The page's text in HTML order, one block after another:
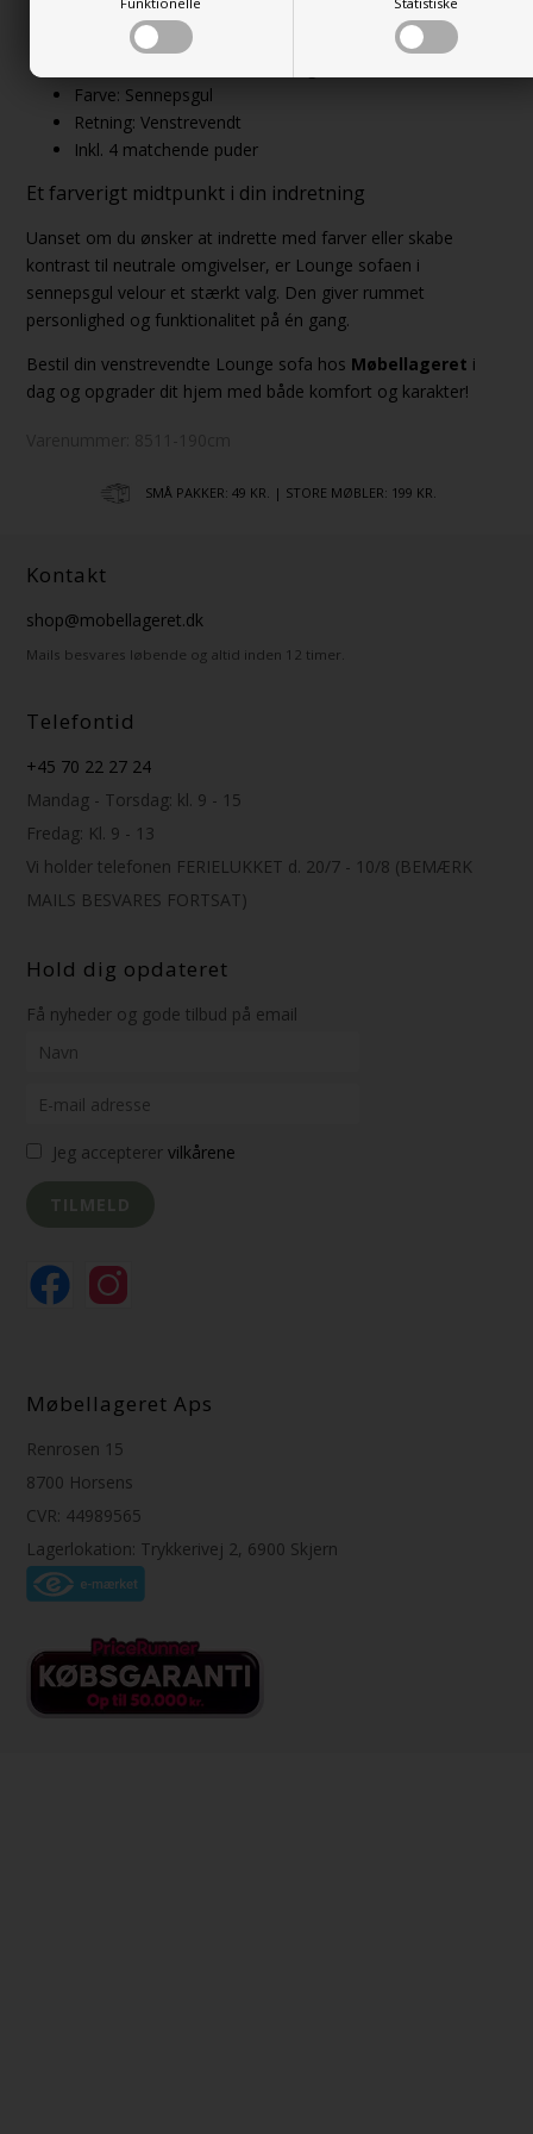
Stoftype: Velour (100% polyester)
Fyld: Skum
Farve: Sennepsgul
Retning: Venstrevendt
Inkl. 4 matchende puder
Et farverigt midtpunkt i din indretning
Uanset om du ønsker at indrette med farver eller skabe
kontrast til neutrale omgivelser, er Lounge sofaen i
sennepsgul velour et stærkt valg. Den giver rummet
personlighed og funktionalitet på én gang.
Bestil din venstrevendte Lounge sofa hos Møbellageret i
dag og opgrader dit hjem med både komfort og karakter!
SMÅ PAKKER: 49 KR. | STORE MØBLER: 199 KR.
Kontakt
shop@mobellageret.dk
Mails besvares løbende og altid inden 12 timer.
Telefontid
+45 70 22 27 24
Mandag - Torsdag: kl. 9 - 15
Fredag: Kl. 9 - 13
Vi holder telefonen FERIELUKKET d. 20/7 - 10/8 (BEMÆRK
MAILS BESVARES FORTSAT)
Hold dig opdateret
Få nyheder og gode tilbud på email
Jeg accepterervilkårene
Møbellageret Aps
Renrosen 15
8700 Horsens
CVR: 44989565
Lagerlokation: Trykkerivej 2, 6900 Skjern